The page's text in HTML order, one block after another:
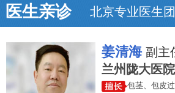
医生亲诊 北京专业医生
姜清海 副主
兰州陇大医院
包茎、包皮